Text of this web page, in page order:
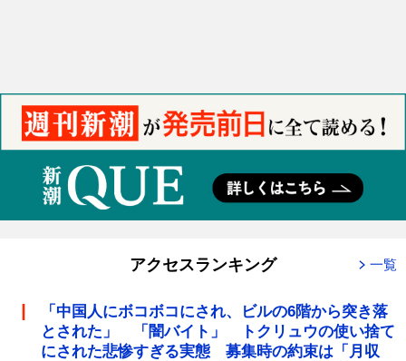
アクセスランキング 一覧
「中国人にボコボコにされ、ビルの6階から突き落
とされた」 「闇バイト」 トクリュウの使い捨て
にされた悲惨すぎる実態 募集時の約束は「月収